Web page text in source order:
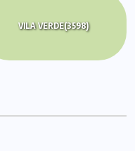
VILA VERDE(3598)